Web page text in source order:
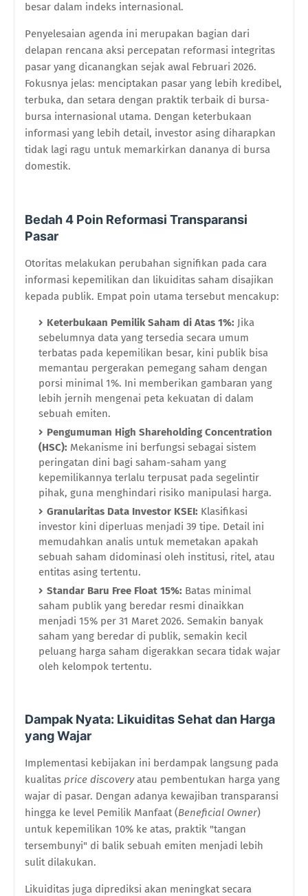
besar dalam indeks internasional.
Penyelesaian agenda ini merupakan bagian dari
delapan rencana aksi percepatan reformasi integritas
pasar yang dicanangkan sejak awal Februari 2026.
Fokusnya jelas: menciptakan pasar yang lebih kredibel,
terbuka, dan setara dengan praktik terbaik di bursa-
bursa internasional utama. Dengan keterbukaan
informasi yang lebih detail, investor asing diharapkan
tidak lagi ragu untuk memarkirkan dananya di bursa
domestik.
Bedah 4 Poin Reformasi Transparansi
Pasar
Otoritas melakukan perubahan signifikan pada cara
informasi kepemilikan dan likuiditas saham disajikan
kepada publik. Empat poin utama tersebut mencakup:
Keterbukaan Pemilik Saham di Atas 1%: Jika
sebelumnya data yang tersedia secara umum
terbatas pada kepemilikan besar, kini publik bisa
memantau pergerakan pemegang saham dengan
porsi minimal 1%. Ini memberikan gambaran yang
lebih jernih mengenai peta kekuatan di dalam
sebuah emiten.
Pengumuman High Shareholding Concentration
(HSC): Mekanisme ini berfungsi sebagai sistem
peringatan dini bagi saham-saham yang
kepemilikannya terlalu terpusat pada segelintir
pihak, guna menghindari risiko manipulasi harga.
Granularitas Data Investor KSEI: Klasifikasi
investor kini diperluas menjadi 39 tipe. Detail ini
memudahkan analis untuk memetakan apakah
sebuah saham didominasi oleh institusi, ritel, atau
entitas asing tertentu.
Standar Baru Free Float 15%: Batas minimal
saham publik yang beredar resmi dinaikkan
menjadi 15% per 31 Maret 2026. Semakin banyak
saham yang beredar di publik, semakin kecil
peluang harga saham digerakkan secara tidak wajar
oleh kelompok tertentu.
Dampak Nyata: Likuiditas Sehat dan Harga
yang Wajar
Implementasi kebijakan ini berdampak langsung pada
kualitas price discoveryatau pembentukan harga yang
wajar di pasar. Dengan adanya kewajiban transparansi
hingga ke level Pemilik Manfaat (Beneficial Owner)
untuk kepemilikan 10% ke atas, praktik "tangan
tersembunyi" di balik sebuah emiten menjadi lebih
sulit dilakukan.
Likuiditas juga diprediksi akan meningkat secara